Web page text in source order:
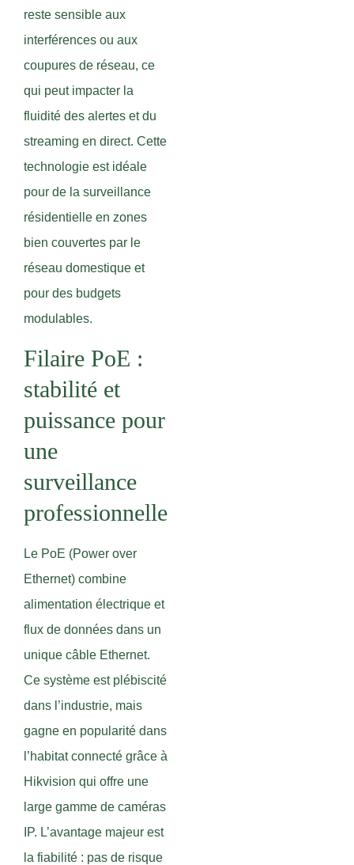
reste sensible aux
interférences ou aux
coupures de réseau, ce
qui peut impacter la
fluidité des alertes et du
streaming en direct. Cette
technologie est idéale
pour de la surveillance
résidentielle en zones
bien couvertes par le
réseau domestique et
pour des budgets
modulables.
Filaire PoE :
stabilité et
puissance pour
une
surveillance
professionnelle
Le PoE (Power over
Ethernet) combine
alimentation électrique et
flux de données dans un
unique câble Ethernet.
Ce système est plébiscité
dans l’industrie, mais
gagne en popularité dans
l’habitat connecté grâce à
Hikvision qui offre une
large gamme de caméras
IP. L’avantage majeur est
la fiabilité : pas de risque